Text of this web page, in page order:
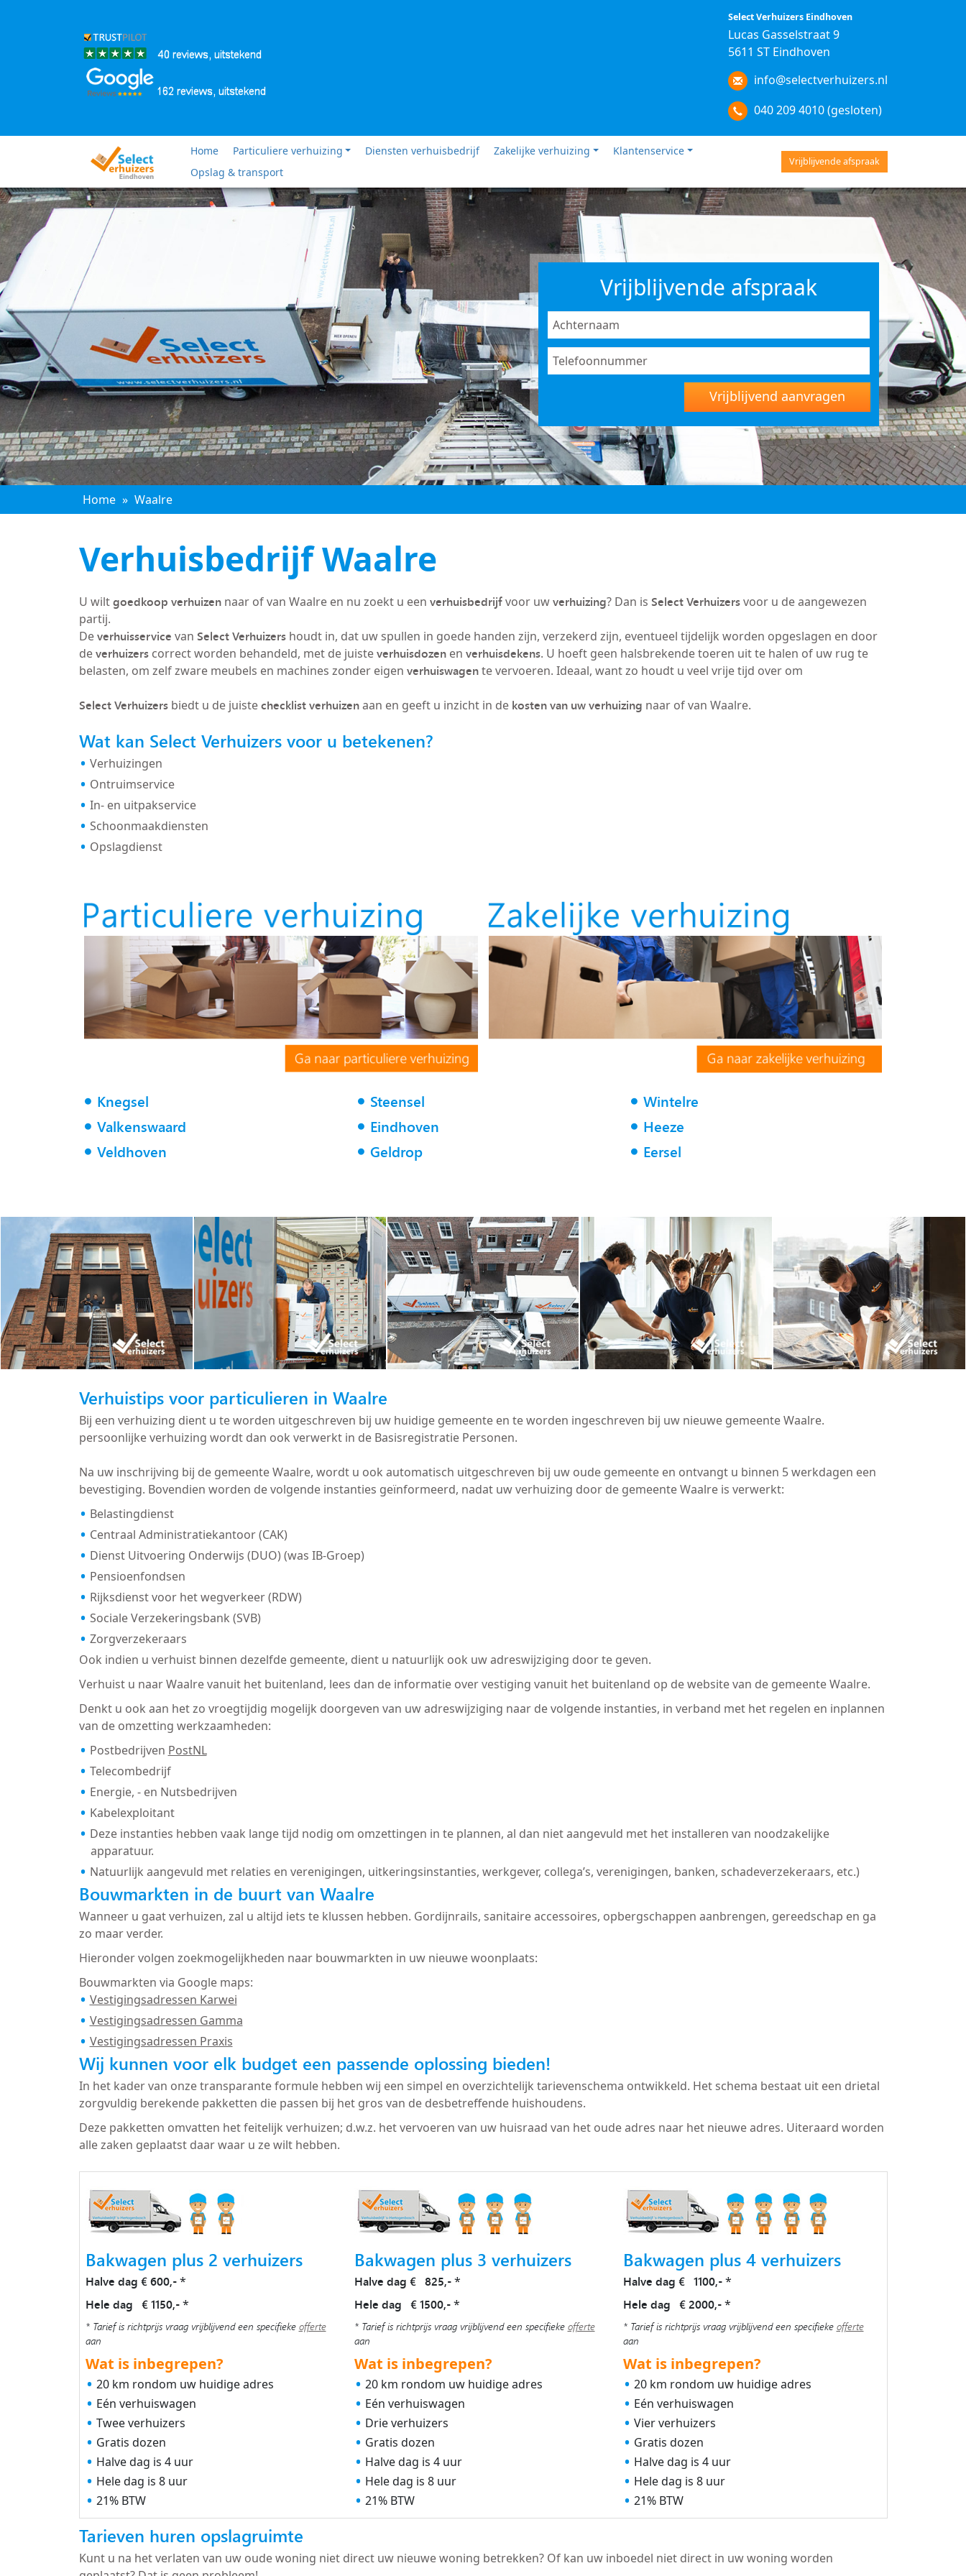
Select Verhuizers Eindhoven
Lucas Gasselstraat 9
5611 ST Eindhoven
info@selectverhuizers.nl
040 209 4010 (gesloten)
Vrijblijvende afspraak
Home Particuliere verhuizing Diensten verhuisbedrijf Zakelijke verhuizing
Klantenservice
Opslag & transport
Vrijblijvende afspraak
Vrijblijvend aanvragen
Home » Waalre
Verhuisbedrijf Waalre
U wiltgoedkoop verhuizennaar of van Waalre en nu zoekt u een verhuisbedrijfvoor uwverhuizing? Dan is Select Verhuizersvoor u de aangewezen
partij.
Deverhuisservice van Select Verhuizershoudt in, dat uw spullen in goede handen zijn, verzekerd zijn, eventueel tijdelijk worden opgeslagen en door
deverhuizerscorrect worden behandeld, met de juisteverhuisdozenen verhuisdekens. U hoeft geen halsbrekende toeren uit te halen of uw rug te
belasten, om zelf zware meubels en machines zonder eigen verhuiswagente vervoeren. Ideaal, want zo houdt u veel vrije tijd over om
Select Verhuizersbiedt u de juistechecklist verhuizenaan en geeft u inzicht in de kosten van uw verhuizing naar of van Waalre.
Wat kan Select Verhuizers voor u betekenen?
Verhuizingen
Ontruimservice
In- en uitpakservice
Schoonmaakdiensten
Opslagdienst
Knegsel
Valkenswaard
Veldhoven
Steensel
Eindhoven
Geldrop
Wintelre
Heeze
Eersel
Verhuistips voor particulieren in Waalre
Bij een verhuizing dient u te worden uitgeschreven bij uw huidige gemeente en te worden ingeschreven bij uw nieuwe gemeente Waalre.
persoonlijke verhuizing wordt dan ook verwerkt in de Basisregistratie Personen.
Na uw inschrijving bij de gemeente Waalre, wordt u ook automatisch uitgeschreven bij uw oude gemeente en ontvangt u binnen 5 werkdagen een
bevestiging. Bovendien worden de volgende instanties geïnformeerd, nadat uw verhuizing door de gemeente Waalre is verwerkt:
Belastingdienst
Centraal Administratiekantoor (CAK)
Dienst Uitvoering Onderwijs (DUO) (was IB-Groep)
Pensioenfondsen
Rijksdienst voor het wegverkeer (RDW)
Sociale Verzekeringsbank (SVB)
Zorgverzekeraars
Ook indien u verhuist binnen dezelfde gemeente, dient u natuurlijk ook uw adreswijziging door te geven.
Verhuist u naar Waalre vanuit het buitenland, lees dan de informatie over vestiging vanuit het buitenland op de website van de gemeente Waalre.
Denkt u ook aan het zo vroegtijdig mogelijk doorgeven van uw adreswijziging naar de volgende instanties, in verband met het regelen en inplannen
van de omzetting werkzaamheden:
Postbedrijven PostNL
Telecombedrijf
Energie, - en Nutsbedrijven
Kabelexploitant
Deze instanties hebben vaak lange tijd nodig om omzettingen in te plannen, al dan niet aangevuld met het installeren van noodzakelijke
apparatuur.
Natuurlijk aangevuld met relaties en verenigingen, uitkeringsinstanties, werkgever, collega’s, verenigingen, banken, schadeverzekeraars, etc.)
Bouwmarkten in de buurt van Waalre
Wanneer u gaat verhuizen, zal u altijd iets te klussen hebben. Gordijnrails, sanitaire accessoires, opbergschappen aanbrengen, gereedschap en ga
zo maar verder.
Hieronder volgen zoekmogelijkheden naar bouwmarkten in uw nieuwe woonplaats:
Bouwmarkten via Google maps:
Vestigingsadressen Karwei
Vestigingsadressen Gamma
Vestigingsadressen Praxis
Wij kunnen voor elk budget een passende oplossing bieden!
In het kader van onze transparante formule hebben wij een simpel en overzichtelijk tarievenschema ontwikkeld. Het schema bestaat uit een drietal
zorgvuldig berekende pakketten die passen bij het gros van de desbetreffende huishoudens.
Deze pakketten omvatten het feitelijk verhuizen; d.w.z. het vervoeren van uw huisraad van het oude adres naar het nieuwe adres. Uiteraard worden
alle zaken geplaatst daar waar u ze wilt hebben.
Bakwagen plus 2 verhuizers
Halve dag € 600,-*
Hele dag € 1150,-*
* Tarief is richtprijs vraag vrijblijvend een specifieke offerte
aan
Wat is inbegrepen?
20 km rondom uw huidige adres
Eén verhuiswagen
Twee verhuizers
Gratis dozen
Halve dag is 4 uur
Hele dag is 8 uur
21% BTW
Bakwagen plus 3 verhuizers
Halve dag € 825,-*
Hele dag € 1500,-*
* Tarief is richtprijs vraag vrijblijvend een specifieke offerte
aan
Wat is inbegrepen?
20 km rondom uw huidige adres
Eén verhuiswagen
Drie verhuizers
Gratis dozen
Halve dag is 4 uur
Hele dag is 8 uur
21% BTW
Bakwagen plus 4 verhuizers
Halve dag € 1100,-*
Hele dag € 2000,-*
* Tarief is richtprijs vraag vrijblijvend een specifieke offerte
aan
Wat is inbegrepen?
20 km rondom uw huidige adres
Eén verhuiswagen
Vier verhuizers
Gratis dozen
Halve dag is 4 uur
Hele dag is 8 uur
21% BTW
Tarieven huren opslagruimte
Kunt u na het verlaten van uw oude woning niet direct uw nieuwe woning betrekken? Of kan uw inboedel niet direct in uw woning worden